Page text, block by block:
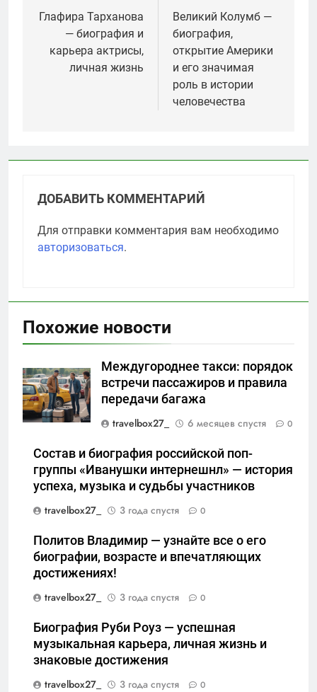
по
записям
Глафира Тарханова
— биография и
карьера актрисы,
личная жизнь
Великий Колумб —
биография,
открытие Америки
и его значимая
роль в истории
человечества
ДОБАВИТЬ КОММЕНТАРИЙ
Для отправки комментария вам необходимо
авторизоваться.
Похожие новости
Междугороднее такси: порядок
встречи пассажиров и правила
передачи багажа
travelbox27_
6 месяцев спустя 0
Состав и биография российской поп-
группы «Иванушки интернешнл» — история
успеха, музыка и судьбы участников
travelbox27_
3 года спустя 0
Политов Владимир — узнайте все о его
биографии, возрасте и впечатляющих
достижениях!
travelbox27_
3 года спустя 0
Биография Руби Роуз — успешная
музыкальная карьера, личная жизнь и
знаковые достижения
travelbox27_
3 года спустя 0